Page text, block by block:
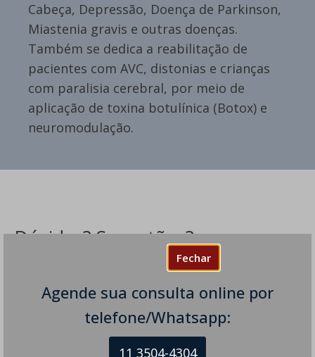
Fechar
Agende sua consulta online por
telefone/Whatsapp:
11 3504-4304
Cabeça, Depressão, Doença de Parkinson,
Miastenia gravis e outras doenças.
Também se dedica a reabilitação de
pacientes com AVC, distonias e crianças
com paralisia cerebral, por meio de
aplicação de toxina botulínica (Botox) e
neuromodulação.
Dúvidas? Sugestões?
Deixe um comentário
O seu endereço de e-mail não será publicado.Campos
obrigatórios são marcados com*